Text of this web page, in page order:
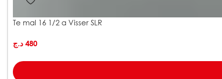
Te mal 16 1/2 a Visser SLR
480 د.ج